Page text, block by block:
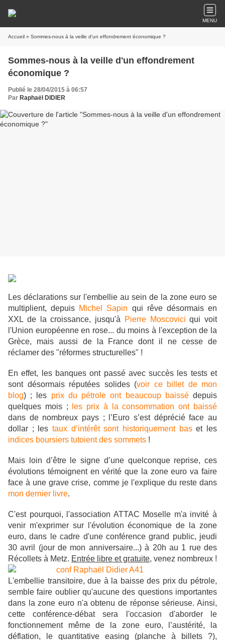
MENU
Accueil » Sommes-nous à la veille d'un effondrement économique ?
Sommes-nous à la veille d'un effondrement
économique ?
Publié le 28/04/2015 à 06:57
Par Raphaël DIDIER
Les déclarations sur l'embellie au sein de la zone euro se
multiplient, depuis Michel Sapin qui rêve désormais en
XXL de la croissance, jusqu'à
Pierre Moscovici qui voit
l'Union européenne en rose... du moins à l'exception de la
Grèce, mais aussi de la France dont il ne cesse de
réclamer des "réformes structurelles" !
En effet, les banques ont passé avec succès les tests et
sont désormais réputées solides (voir ce billet de mon
blog) ; les prix du pétrole ont beaucoup baissédepuis
quelques mois ;
les prix à la consommation ont baissé
dans de nombreux pays ; l’Euro s’est déprécié face au
dollar ; les taux d’intérêt sont historiquement baset les
indices boursiers tutoient des sommets !
Mais loin d’être le signe d’une quelconque reprise, ces
évolutions témoignent en vérité que la zone euro va faire
face à une grave crise, comme je l'explique du reste dans
mon dernier livre.
C'est pourquoi, l'association ATTAC Moselle m'a invité à
venir m'exprimer sur l'évolution économique de la zone
euro, dans le cadre d'une conférence grand public, jeudi
30 avril (jour de mon anniversaire...) à 20h au 1 rue des
Récollets à Metz. Entrée libre et gratuite, venez nombreux !
L'embellie transitoire, due à la baisse des prix du pétrole,
semble faire oublier qu'aucune des questions importantes
dans la zone euro n'a obtenu de réponse sérieuse. Ainsi,
cette conférence-débat sera l'occasion d'aborder le
fonctionnement même de la zone euro, l’austérité, la
déflation, le quantitative easing (planche à billets ?),